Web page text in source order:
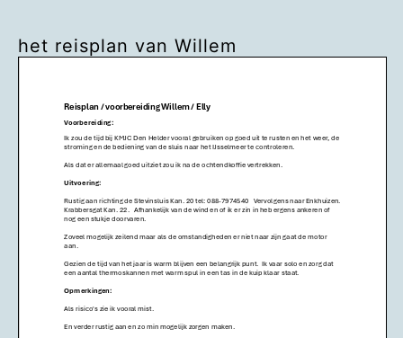
het reisplan van Willem